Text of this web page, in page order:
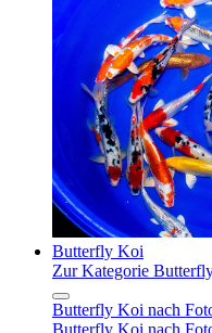
Butterfly Koi
Zur Kategorie
Butterfly Koi nach